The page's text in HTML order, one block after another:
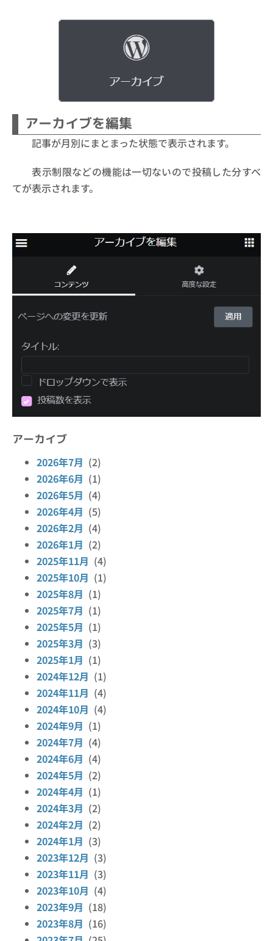
アーカイブを編集
記事が月別にまとまった状態で表示されます。
表示制限などの機能は一切ないので投稿した分すべ
てが表示されます。
アーカイブ
2026年7月 (2)
2026年6月 (1)
2026年5月 (4)
2026年4月 (5)
2026年2月 (4)
2026年1月 (2)
2025年11月 (4)
2025年10月 (1)
2025年8月 (1)
2025年7月 (1)
2025年5月 (1)
2025年3月 (3)
2025年1月 (1)
2024年12月 (1)
2024年11月 (4)
2024年10月 (4)
2024年9月 (1)
2024年7月 (4)
2024年6月 (4)
2024年5月 (2)
2024年4月 (1)
2024年3月 (2)
2024年2月 (2)
2024年1月 (3)
2023年12月 (3)
2023年11月 (3)
2023年10月 (4)
2023年9月 (18)
2023年8月 (16)